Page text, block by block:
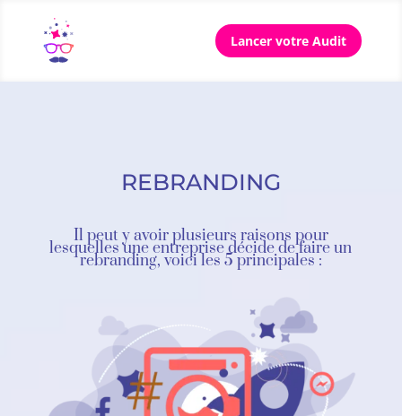
Lancer votre Audit
REBRANDING
Il peut y avoir plusieurs raisons pour
lesquelles une entreprise décide de faire un
rebranding, voici les 5 principales :